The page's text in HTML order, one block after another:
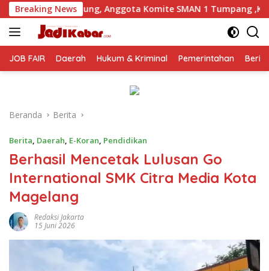
Langsung
ke
konten
Breaking News
Komite SMAN 1 Tumpang ,Ketua DPD IWOI Buka suara
JOB FAIR Daerah Hukum & Kriminal Pemerintahan
Beranda Berita
Berita, Daerah, E-Koran, Pendidikan
Berhasil Mencetak Lulusan Go
International SMK Citra Media Kota
Magelang
Redaksi Jakarta
15 Juni 2026